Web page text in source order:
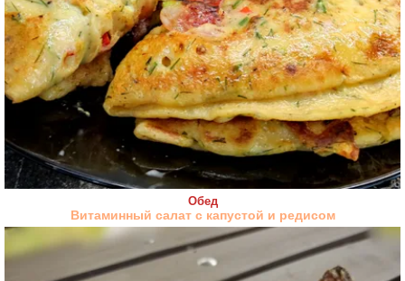
Обед
Витаминный салат с капустой и редисом